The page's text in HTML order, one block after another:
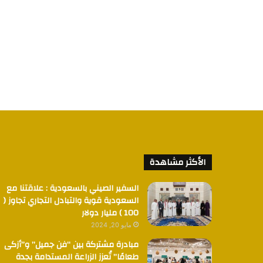
الأكثر مشاهدة
السفير الصيني بالسعودية : علاقتنا مع
السعودية قوية والتبادل التجاري تجاوز (
100 ) مليار دولار
مايو 20, 2024
مبادرة مشتركة بين “فن جميل” و”أزكى
طعامًا” تُعزز الزراعة المستدامة بجدة